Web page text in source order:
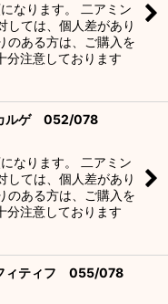
なります。 二アミン
しては、個人差があり
のある方は、ご購入を
分注意しております
カルゲ 052/078
なります。 二アミン
しては、個人差があり
のある方は、ご購入を
分注意しております
フィティフ 055/078